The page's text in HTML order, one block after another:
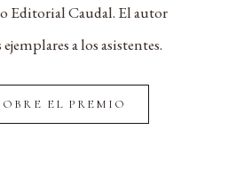
Editorial Caudal. El autor
a los asistentes.
EL PREMIO